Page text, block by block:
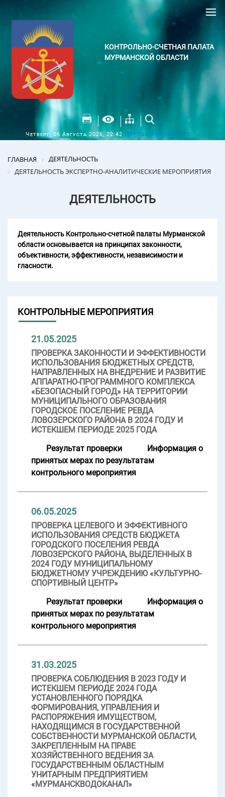
КОНТРОЛЬНО-СЧЕТНАЯ ПАЛАТА
МУРМАНСКОЙ ОБЛАСТИ
Четверг, 06 Августа 2026, 22:42 Погода в Мурманске
ГЛАВНАЯ
ДЕЯТЕЛЬНОСТЬ
ДЕЯТЕЛЬНОСТЬ ЭКСПЕРТНО-АНАЛИТИЧЕСКИЕ МЕРОПРИЯТИЯ
ДЕЯТЕЛЬНОСТЬ
Деятельность Контрольно-счетной палаты Мурманской
области основывается на принципах законности,
объективности, эффективности, независимости и
гласности.
КОНТРОЛЬНЫЕ МЕРОПРИЯТИЯ
21.05.2025
ПРОВЕРКА ЗАКОННОСТИ И ЭФФЕКТИВНОСТИ
ИСПОЛЬЗОВАНИЯ БЮДЖЕТНЫХ СРЕДСТВ,
НАПРАВЛЕННЫХ НА ВНЕДРЕНИЕ И РАЗВИТИЕ
АППАРАТНО-ПРОГРАММНОГО КОМПЛЕКСА
«БЕЗОПАСНЫЙ ГОРОД» НА ТЕРРИТОРИИ
МУНИЦИПАЛЬНОГО ОБРАЗОВАНИЯ
ГОРОДСКОЕ ПОСЕЛЕНИЕ РЕВДА
ЛОВОЗЕРСКОГО РАЙОНА В 2024 ГОДУ И
ИСТЕКШЕМ ПЕРИОДЕ 2025 ГОДА
Результат проверки
Информация о
принятых мерах по результатам
контрольного мероприятия
06.05.2025
ПРОВЕРКА ЦЕЛЕВОГО И ЭФФЕКТИВНОГО
ИСПОЛЬЗОВАНИЯ СРЕДСТВ БЮДЖЕТА
ГОРОДСКОГО ПОСЕЛЕНИЯ РЕВДА
ЛОВОЗЕРСКОГО РАЙОНА, ВЫДЕЛЕННЫХ В
2024 ГОДУ МУНИЦИПАЛЬНОМУ
БЮДЖЕТНОМУ УЧРЕЖДЕНИЮ «КУЛЬТУРНО-
СПОРТИВНЫЙ ЦЕНТР»
Результат проверки
Информация о
принятых мерах по результатам
контрольного мероприятия
31.03.2025
ПРОВЕРКА СОБЛЮДЕНИЯ В 2023 ГОДУ И
ИСТЕКШЕМ ПЕРИОДЕ 2024 ГОДА
УСТАНОВЛЕННОГО ПОРЯДКА
ФОРМИРОВАНИЯ, УПРАВЛЕНИЯ И
РАСПОРЯЖЕНИЯ ИМУЩЕСТВОМ,
НАХОДЯЩИМСЯ В ГОСУДАРСТВЕННОЙ
СОБСТВЕННОСТИ МУРМАНСКОЙ ОБЛАСТИ,
ЗАКРЕПЛЕННЫМ НА ПРАВЕ
ХОЗЯЙСТВЕННОГО ВЕДЕНИЯ ЗА
ГОСУДАРСТВЕННЫМ ОБЛАСТНЫМ
УНИТАРНЫМ ПРЕДПРИЯТИЕМ
«МУРМАНСКВОДОКАНАЛ»